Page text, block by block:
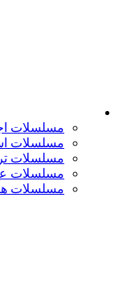
مسلسلات
مسلسلات
مسلسلات
مسلسلات
مسلسلات